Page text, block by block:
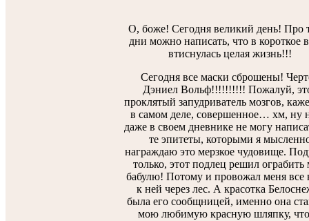
О, боже! Сегодня великий день! Про
дни можно написать, что в короткое
втиснулась целая жизнь!!!
Сегодня все маски сброшены!
Дэниел Вольф!!!!!!!!!! Пожалуй,
проклятый запудриватель мозгов,
в самом деле, совершенное… хм, ну
даже в своем дневнике не могу
те эпитеты, которыми я
награждаю это мерзкое чудовище.
только, этот подлец решил
бабулю! Потому и провожал меня все
к ней через лес. А красотка
была его сообщницей, именно она
мою любимую красную шляпку,